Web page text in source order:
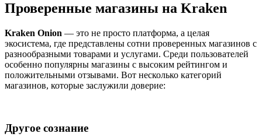
Проверенные магазины на Kraken
Kraken Onion — это не просто платформа, а целая
экосистема, где представлены сотни проверенных магазинов с
разнообразными товарами и услугами. Среди пользователей
особенно популярны магазины с высоким рейтингом и
положительными отзывами. Вот несколько категорий
магазинов, которые заслужили доверие:
Другое сознание